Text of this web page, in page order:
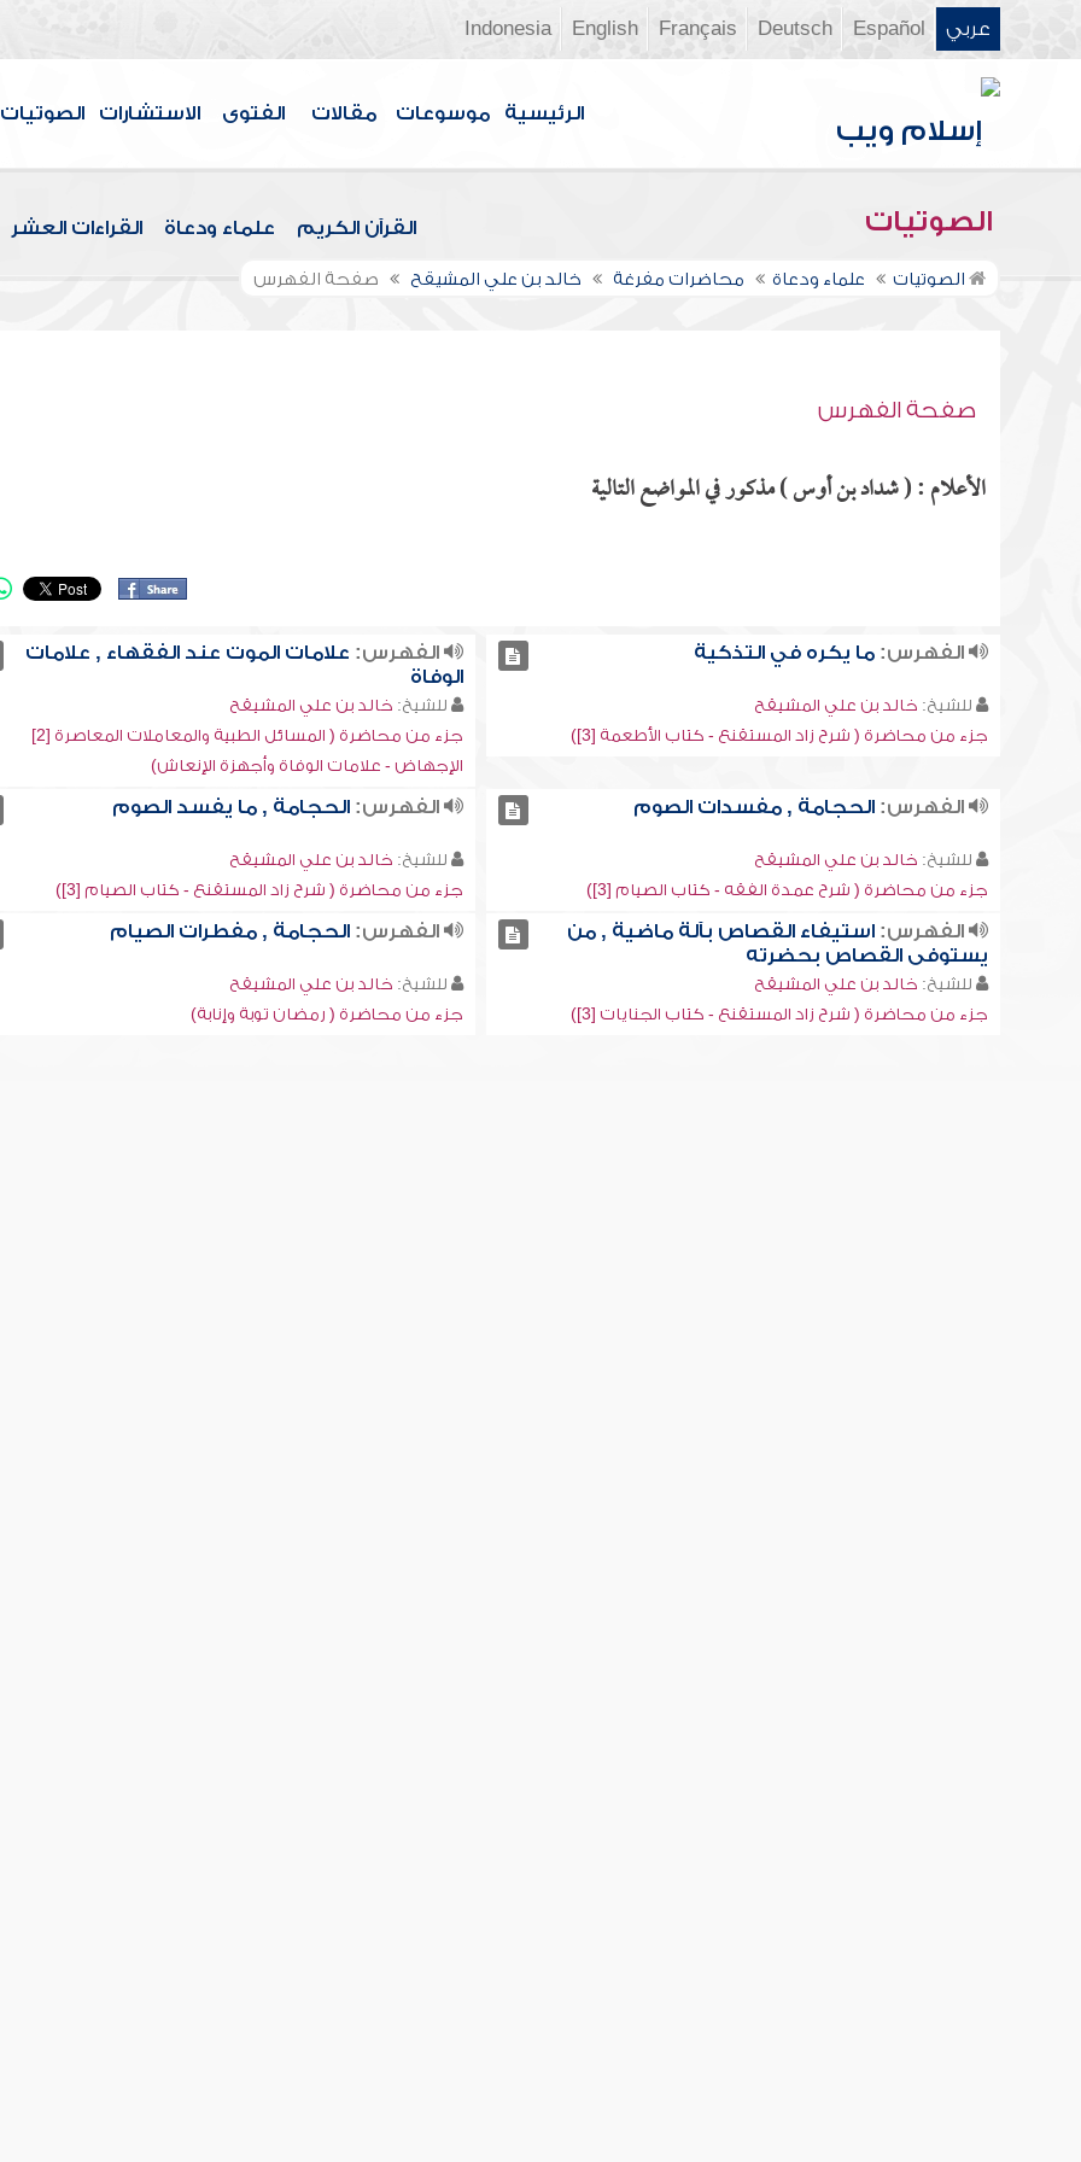
عربي Español
Deutsch
Français
English
Indonesia
الرئيسية موسوعات مقالات الفتوى الاستشارات الصوتيات
الصوتيات القرآن الكريم علماء ودعاة القراءات العشر
الصوتيات علماء ودعاة محاضرات مفرغة خالد بن علي المشيقح صفحة الفهرس
صفحة الفهرس
الأعلام : ( شداد بن أوس ) مذكور في المواضع التالية
الفهرس:ما يكره في التذكية
للشيخ: خالد بن علي المشيقح
جزء من محاضرة ( شرح زاد المستقنع - كتاب الأطعمة [3])
الفهرس: علامات الموت عند الفقهاء , علامات
الوفاة
للشيخ: خالد بن علي المشيقح
جزء من محاضرة ( المسائل الطبية والمعاملات المعاصرة [2]
الإجهاض - علامات الوفاة وأجهزة الإنعاش)
الفهرس:الحجامة , مفسدات الصوم
للشيخ: خالد بن علي المشيقح
جزء من محاضرة ( شرح عمدة الفقه - كتاب الصيام [3])
الفهرس: الحجامة , ما يفسد الصوم
للشيخ: خالد بن علي المشيقح
جزء من محاضرة ( شرح زاد المستقنع - كتاب الصيام [3])
الفهرس:استيفاء القصاص بآلة ماضية , من
يستوفى القصاص بحضرته
للشيخ: خالد بن علي المشيقح
جزء من محاضرة ( شرح زاد المستقنع - كتاب الجنايات [3])
الفهرس: الحجامة , مفطرات الصيام
للشيخ: خالد بن علي المشيقح
جزء من محاضرة ( رمضان توبة وإنابة)